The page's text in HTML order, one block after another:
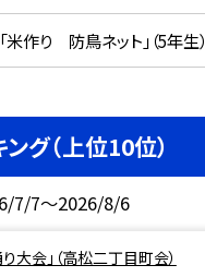
作り 防鳥ネット」（5年生）
グ（上位10位）
7/7～2026/8/6
り大会」（高松二丁目町会）